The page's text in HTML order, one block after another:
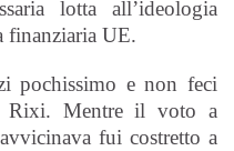
lotta all’ideologia
finanziaria UE.
pochissimo e non feci
Rixi. Mentre il voto a
fui costretto a